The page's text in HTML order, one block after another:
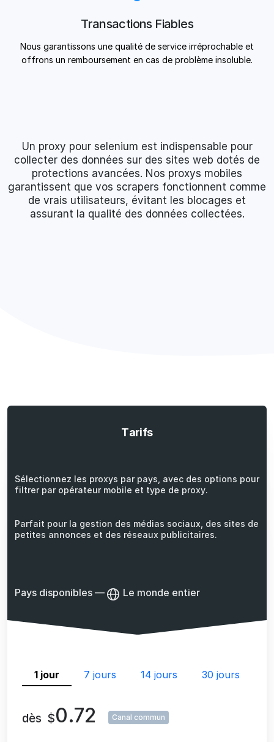
Transactions Fiables
Nous garantissons une qualité de service irréprochable et
offrons un remboursement en cas de problème insoluble.
Un proxy pour selenium est indispensable pour
collecter des données sur des sites web dotés de
protections avancées. Nos proxys mobiles
garantissent que vos scrapers fonctionnent comme
de vrais utilisateurs, évitant les blocages et
assurant la qualité des données collectées.
Tarifs
Sélectionnez les proxys par pays, avec des options pour
filtrer par opérateur mobile et type de proxy.
Parfait pour la gestion des médias sociaux, des sites de
petites annonces et des réseaux publicitaires.
Pays disponibles — Le monde entier
1 jour 7 jours 14 jours 30 jours
dès $0.72 Canal commun